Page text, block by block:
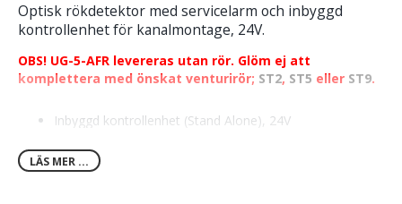
Optisk rökdetektor med servicelarm och inbyggd
kontrollenhet för kanalmontage, 24V.
OBS! UG-5-AFR levereras utan rör. Glöm ej att
komplettera med önskat venturirör; ST2, ST5 eller ST9.
Inbyggd kontrollenhet (Stand Alone), 24V
längre livslängd
Patenterat venturirör
LÄS MER ...